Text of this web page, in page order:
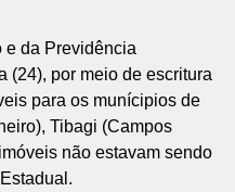
e da Previdência
(24), por meio de escritura
para os munícipios de
Tibagi (Campos
não estavam sendo